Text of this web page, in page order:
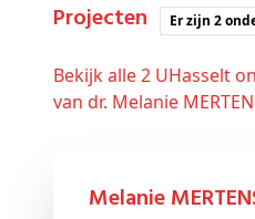
Projecten Er zijn 2
Bekijk alle 2 UHasselt onderzoeksprojecten
van dr. Melanie
Melanie